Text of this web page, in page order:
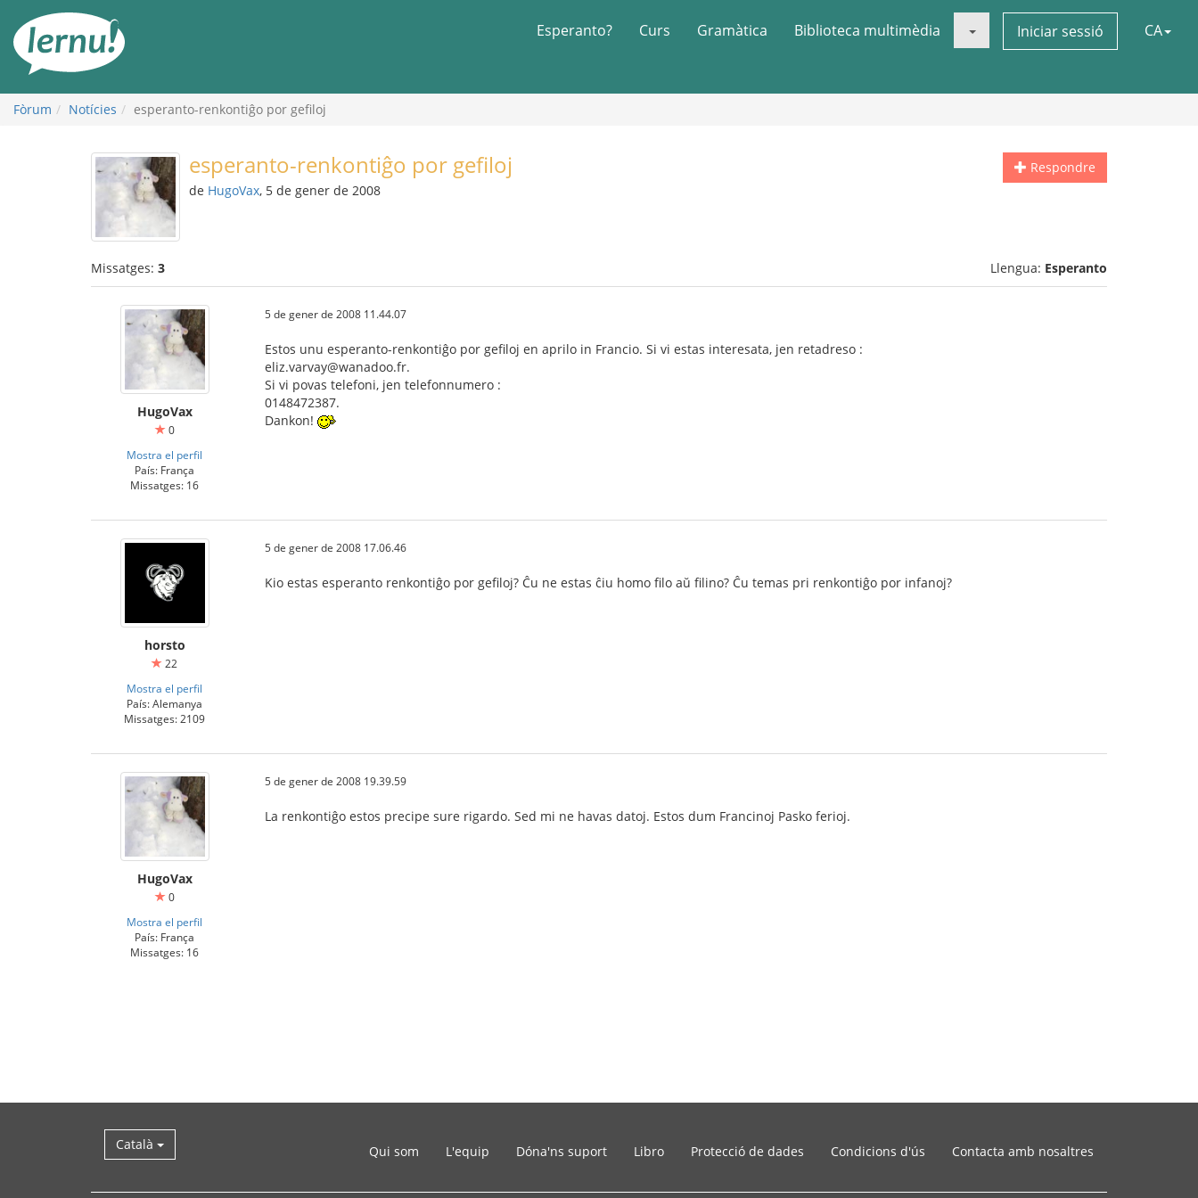
contingut
Esperanto? Curs Gramàtica Biblioteca multimèdia Iniciar sessió CA
Fòrum Notícies esperanto-renkontiĝo por gefiloj
Respondre
esperanto-renkontiĝo por gefiloj
de HugoVax, 5 de gener de 2008
Missatges: 3 Llengua: Esperanto
HugoVax
0
Mostra el perfil
País: França
Missatges: 16
5 de gener de 2008 11.44.07
Estos unu esperanto-renkontiĝo por gefiloj en aprilo in Francio. Si vi estas interesata, jen retadreso :
eliz.varvay@wanadoo.fr.
Si vi povas telefoni, jen telefonnumero :
0148472387.
Dankon!
horsto
22
Mostra el perfil
País: Alemanya
Missatges: 2109
5 de gener de 2008 17.06.46
Kio estas esperanto renkontiĝo por gefiloj? Ĉu ne estas ĉiu homo filo aŭ filino? Ĉu temas pri renkontiĝo por infanoj?
HugoVax
0
Mostra el perfil
País: França
Missatges: 16
5 de gener de 2008 19.39.59
La renkontiĝo estos precipe sure rigardo. Sed mi ne havas datoj. Estos dum Francinoj Pasko ferioj.
Català Qui som L'equip Dóna'ns suport Libro Protecció de dades Condicions d'ús Contacta amb nosaltres